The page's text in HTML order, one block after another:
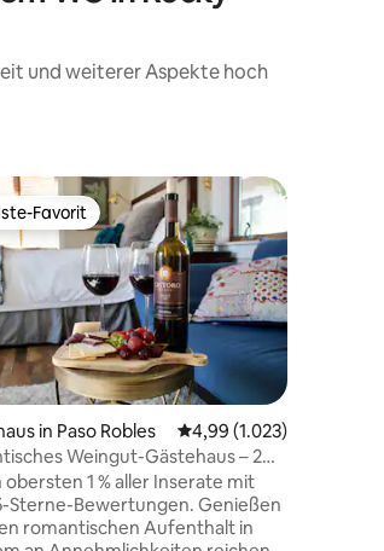
und weiterer Aspekte hoch
4,96 von 5, 723 Bewertungen
Gäste-Favorit.
Favorit
in Paso Robles Durchschnittliche
4,99 (1.023)
Weingut-Gästehaus – 2
von Weingütern entfernt
obersten 1 % aller Inserate mit
Sterne-Bewertungen. Genießen
romantischen Aufenthalt in